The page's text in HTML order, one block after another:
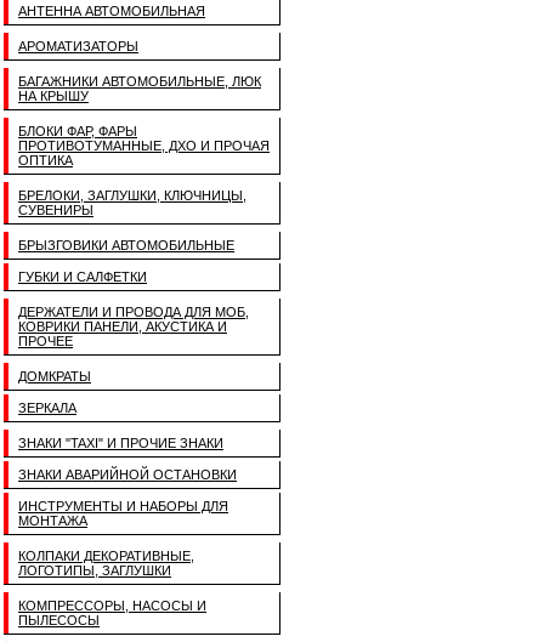
АНТЕННА АВТОМОБИЛЬНАЯ
АРОМАТИЗАТОРЫ
БАГАЖНИКИ АВТОМОБИЛЬНЫЕ, ЛЮК
НА КРЫШУ
БЛОКИ ФАР, ФАРЫ
ПРОТИВОТУМАННЫЕ, ДХО И ПРОЧАЯ
ОПТИКА
БРЕЛОКИ, ЗАГЛУШКИ, КЛЮЧНИЦЫ,
СУВЕНИРЫ
БРЫЗГОВИКИ АВТОМОБИЛЬНЫЕ
ГУБКИ И САЛФЕТКИ
ДЕРЖАТЕЛИ И ПРОВОДА ДЛЯ МОБ,
КОВРИКИ ПАНЕЛИ, АКУСТИКА И
ПРОЧЕЕ
ДОМКРАТЫ
ЗЕРКАЛА
ЗНАКИ "TAXI" И ПРОЧИЕ ЗНАКИ
ЗНАКИ АВАРИЙНОЙ ОСТАНОВКИ
ИНСТРУМЕНТЫ И НАБОРЫ ДЛЯ
МОНТАЖА
КОЛПАКИ ДЕКОРАТИВНЫЕ,
ЛОГОТИПЫ, ЗАГЛУШКИ
КОМПРЕССОРЫ, НАСОСЫ И
ПЫЛЕСОСЫ